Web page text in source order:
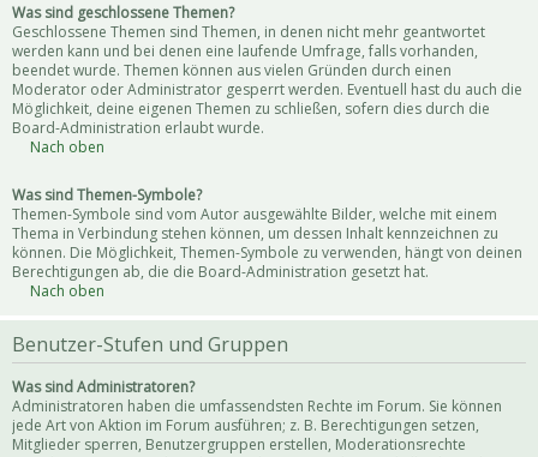
Was sind geschlossene Themen?
Geschlossene Themen sind Themen, in denen nicht mehr geantwortet
werden kann und bei denen eine laufende Umfrage, falls vorhanden,
beendet wurde. Themen können aus vielen Gründen durch einen
Moderator oder Administrator gesperrt werden. Eventuell hast du auch die
Möglichkeit, deine eigenen Themen zu schließen, sofern dies durch die
Board-Administration erlaubt wurde.
Nach oben
Was sind Themen-Symbole?
Themen-Symbole sind vom Autor ausgewählte Bilder, welche mit einem
Thema in Verbindung stehen können, um dessen Inhalt kennzeichnen zu
können. Die Möglichkeit, Themen-Symbole zu verwenden, hängt von deinen
Berechtigungen ab, die die Board-Administration gesetzt hat.
Nach oben
Benutzer-Stufen und Gruppen
Was sind Administratoren?
Administratoren haben die umfassendsten Rechte im Forum. Sie können
jede Art von Aktion im Forum ausführen; z. B. Berechtigungen setzen,
Mitglieder sperren, Benutzergruppen erstellen, Moderationsrechte